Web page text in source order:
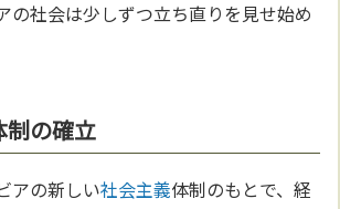
の社会は少しずつ立ち直りを見せ始め
制の確立
アの新しい社会主義体制のもとで、経